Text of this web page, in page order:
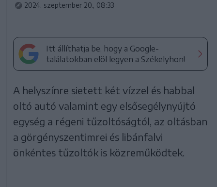
2024. szeptember 20., 08:33
Itt állíthatja be, hogy a Google-
találatokban elöl legyen a Székelyhon!
A helyszínre sietett két vízzel és habbal
oltó autó valamint egy elsősegélynyújtó
egység a régeni tűzoltóságtól, az oltásban
a görgényszentimrei és libánfalvi
önkéntes tűzoltók is közreműködtek.